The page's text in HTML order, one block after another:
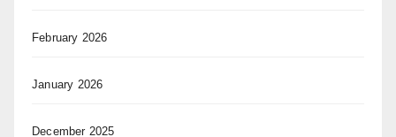
February 2026
January 2026
December 2025